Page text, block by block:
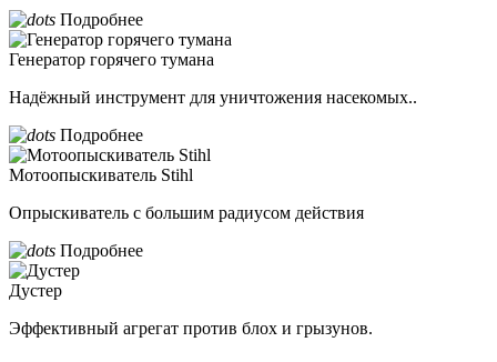
Подробнее
Генератор горячего тумана
Надёжный инструмент для уничтожения насекомых..
Подробнее
Мотоопыскиватель Stihl
Опрыскиватель с большим радиусом действия
Подробнее
Дустер
Эффективный агрегат против блох и грызунов.